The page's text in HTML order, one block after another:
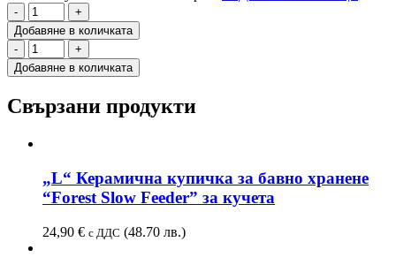
-
+
Добавяне в количката
-
+
Добавяне в количката
Свързани продукти
„L“ Керамична купичка за бавно хранене
“Forest Slow Feeder” за кучета
24,90 € с ДДС (48.70 лв.)